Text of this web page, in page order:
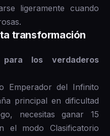
ligeramente cuando
transformación
los verdaderos
Emperador del Infinito
principal en dificultad
necesitas ganar 15
el modo Clasificatorio